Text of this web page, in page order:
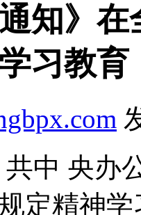
知》
习教育
央办公
定精神